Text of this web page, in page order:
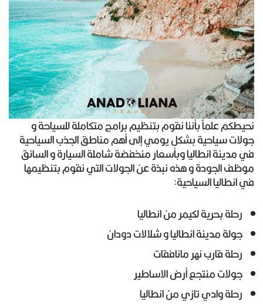
نحيطكم علماً بأننا نقوم بتنظيم برامج متكاملة للسياحة و
جولات سياحية بشكل يومي إلى أهم مناطق الجذب السياحية
في مدينة انطاليا وبأسعار منخفضة شاملة السيارة و السائق
موظف الجودة و هذه نبذة عن الجولات التي نقوم بتنظيمها
في انطاليا السياحية:
رحلة بحرية لكيمر من انطاليا
جولة مدينة انطاليا و شلالات دودان
رحلة قارب نهر مانافقات
جولات منتجع أرض الاساطير
رحلة وادي تازي من انطاليا